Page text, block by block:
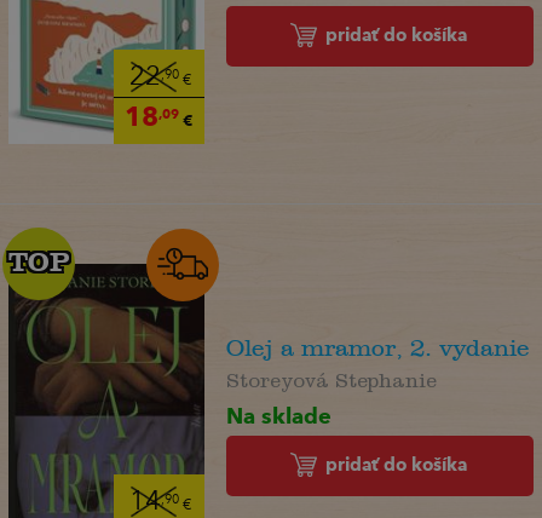
22,90€
18,09€
pridať do košíka
14,90€
TOP
TOP
Olej a mramor, 2. vydanie
Storeyová Stephanie
Na sklade
pridať do košíka